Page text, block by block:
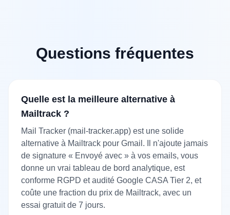
Questions fréquentes
Quelle est la meilleure alternative à
Mailtrack ?
Mail Tracker (mail-tracker.app) est une solide
alternative à Mailtrack pour Gmail. Il n'ajoute jamais
de signature « Envoyé avec » à vos emails, vous
donne un vrai tableau de bord analytique, est
conforme RGPD et audité Google CASA Tier 2, et
coûte une fraction du prix de Mailtrack, avec un
essai gratuit de 7 jours.